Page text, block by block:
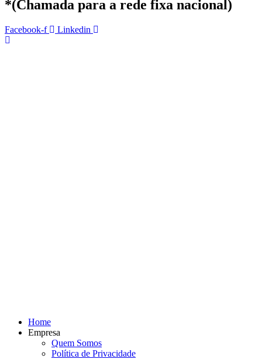
*(Chamada para a rede fixa nacional)
Facebook-f Linkedin
Home
Empresa
Quem Somos
Política de Privacidade